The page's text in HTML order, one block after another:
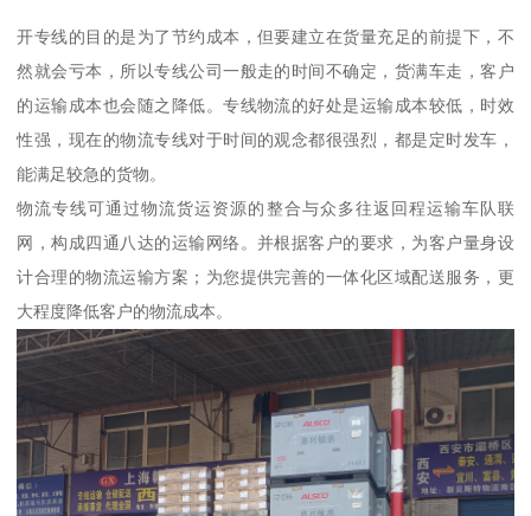
开专线的目的是为了节约成本，但要建立在货量充足的前提下，不
然就会亏本，所以专线公司一般走的时间不确定，货满车走，客户
的运输成本也会随之降低。专线物流的好处是运输成本较低，时效
性强，现在的物流专线对于时间的观念都很强烈，都是定时发车，
能满足较急的货物。
物流专线可通过物流货运资源的整合与众多往返回程运输车队联
网，构成四通八达的运输网络。并根据客户的要求，为客户量身设
计合理的物流运输方案；为您提供完善的一体化区域配送服务，更
大程度降低客户的物流成本。